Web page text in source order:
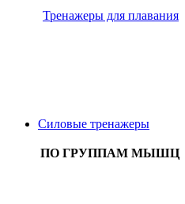
Тренажеры для плавания
Силовые тренажеры
ПО ГРУППАМ МЫШЦ